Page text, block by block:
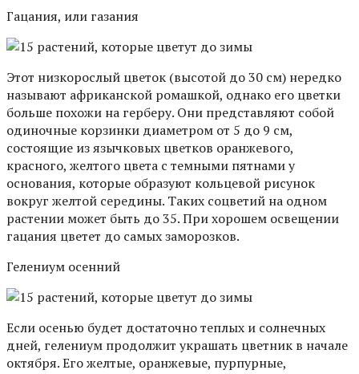
Гацания, или газания
Этот низкорослый цветок (высотой до 30 см) нередко
называют африканской ромашкой, однако его цветки
больше похожи на герберу. Они представляют собой
одиночные корзинки диаметром от 5 до 9 см,
состоящие из язычковых цветков оранжевого,
красного, желтого цвета с темными пятнами у
основания, которые образуют кольцевой рисунок
вокруг желтой середины. Таких соцветий на одном
растении может быть до 35. При хорошем освещении
гацания цветет до самых заморозков.
Гелениум осенний
Если осенью будет достаточно теплых и солнечных
дней, гелениум продолжит украшать цветник в начале
октября. Его желтые, оранжевые, пурпурные,